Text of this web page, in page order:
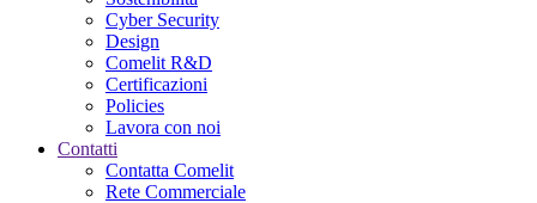
Cyber Security
Design
Comelit R&D
Certificazioni
Policies
Lavora con noi
Contatti
Contatta Comelit
Rete Commerciale